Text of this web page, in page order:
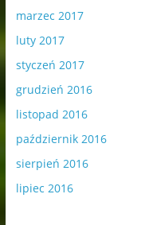
marzec 2017
luty 2017
styczeń 2017
grudzień 2016
listopad 2016
październik 2016
sierpień 2016
lipiec 2016